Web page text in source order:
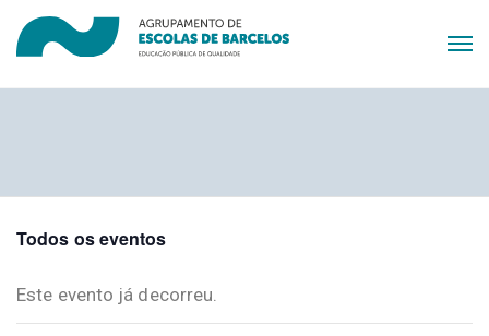
Todos os eventos
Este evento já decorreu.